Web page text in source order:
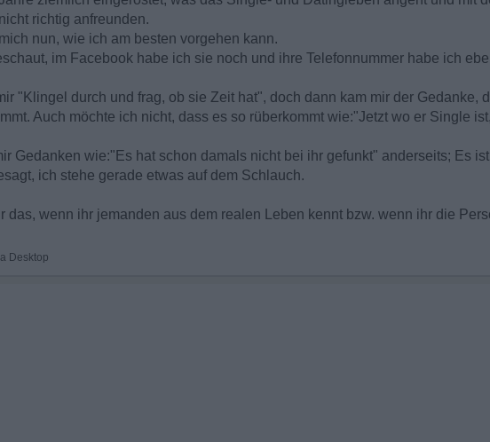
richtig anfreunden.
nun, wie ich am besten vorgehen kann.
im Facebook habe ich sie noch und ihre Telefonnummer habe ich
"Klingel durch und frag, ob sie Zeit hat", doch dann kam mir der Gedanke,
Auch möchte ich nicht, dass es so rüberkommt wie:"Jetzt wo er Single
Gedanken wie:"Es hat schon damals nicht bei ihr gefunkt" anderseits; Es
ich stehe gerade etwas auf dem Schlauch.
das, wenn ihr jemanden aus dem realen Leben kennt bzw. wenn ihr die